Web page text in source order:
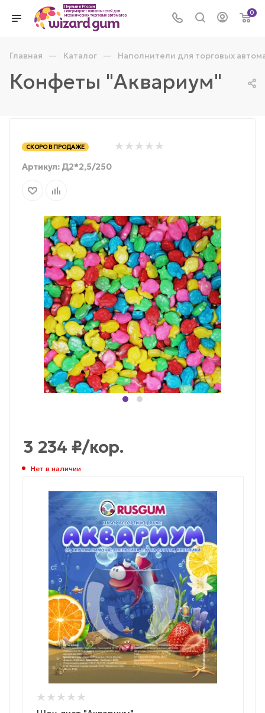
0
Главная — Каталог — Наполнители для торговых
Конфеты "Аквариум"
СКОРО В ПРОДАЖЕ
Артикул: Д2*2,5/250
3 234 ₽/кор.
Нет в наличии